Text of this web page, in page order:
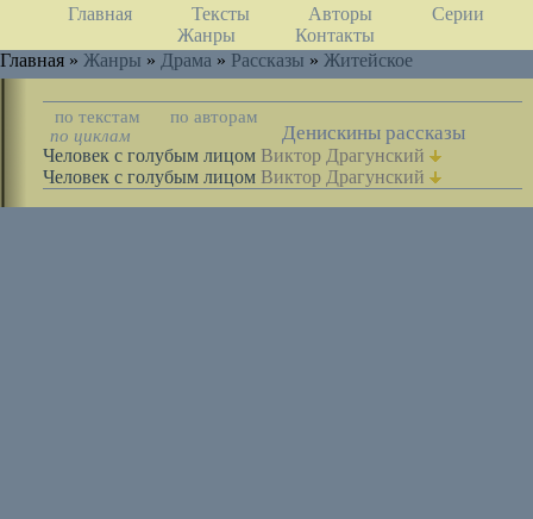
Главная Тексты Авторы
Серии
Жанры
Контакты
Главная » Жанры » Драма » Рассказы » Житейское
по текстам
по авторам
по циклам
Денискины рассказы
Человек с голубым лицом Виктор Драгунский
Человек с голубым лицом Виктор Драгунский